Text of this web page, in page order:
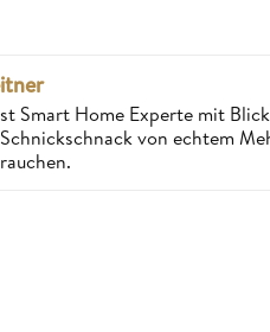
Smart Home Experte mit
von echtem